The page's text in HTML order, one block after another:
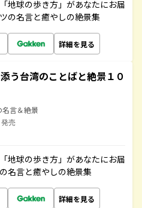
地球の歩き方」があなたにお届
の名言と癒やしの絶景集
詳細を見る
う台湾のことばと絶景１０
名言＆絶景
売
地球の歩き方」があなたにお届
名言と癒やしの絶景集
詳細を見る